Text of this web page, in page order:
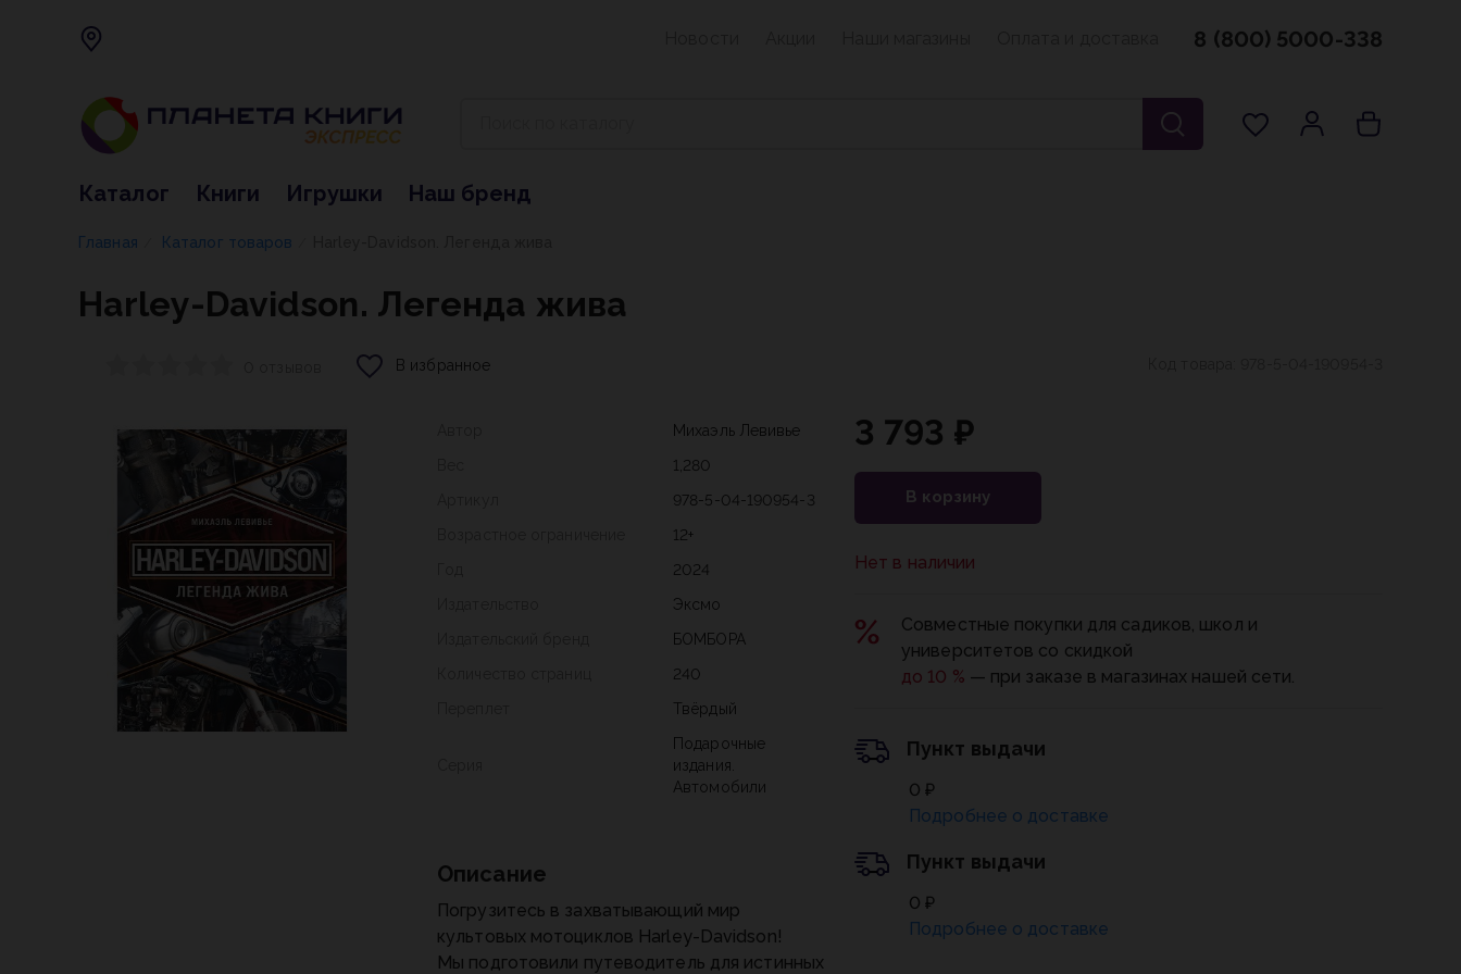
8 (800) 5000-338
Каталог Книги Игрушки Наш бренд
Главная Каталог товаров
Harley-Davidson. Легенда жива
В избранное
Михаэль Левивье
1,280
978-5-04-190954-3
12+
2024
Эксмо
БОМБОРА
240
Твёрдый
Подарочные
издания.
Автомобили
Описание
Погрузитесь в захватывающий мир
культовых мотоциклов Harley-Davidson!
Мы подготовили путеводитель для истинных
3 793 ₽
В корзину
Нет в наличии
Совместные покупки для садиков, школ и
университетов со скидкой
до 10 % — при заказе в магазинах нашей сети.
Пункт выдачи
0 ₽
Подробнее о доставке
Пункт выдачи
0 ₽
Подробнее о доставке